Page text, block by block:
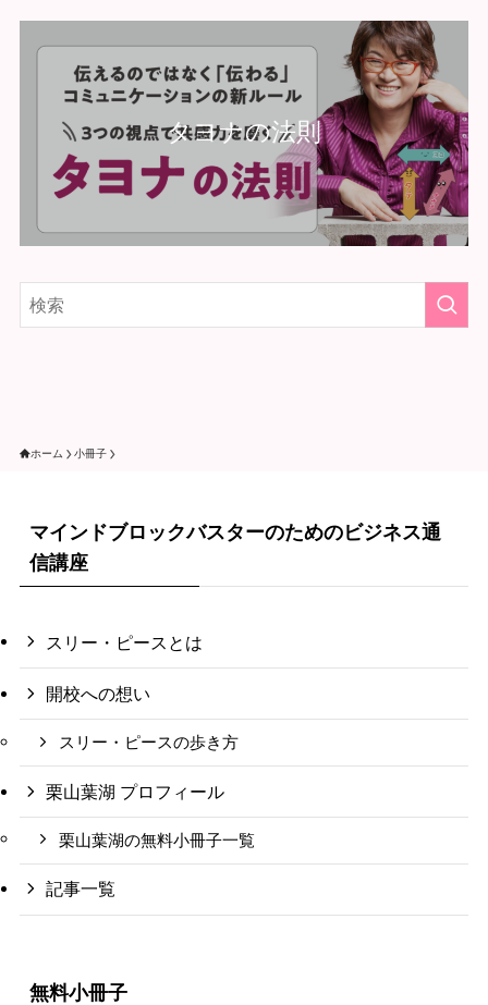
タヨナの法則
ホーム 小冊子
マインドブロックバスターのためのビジネス通
信講座
スリー・ピースとは
開校への想い
スリー・ピースの歩き方
栗山葉湖 プロフィール
栗山葉湖の無料小冊子一覧
記事一覧
無料小冊子